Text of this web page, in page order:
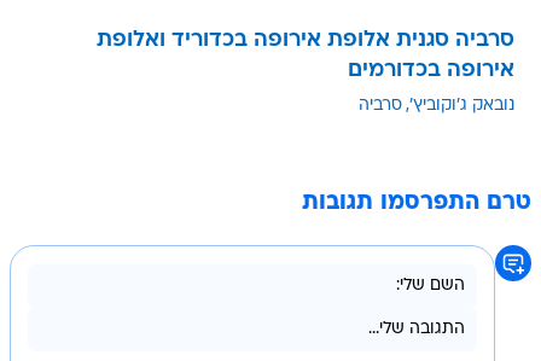
סרביה סגנית אלופת אירופה בכדוריד ואלופת
אירופה בכדורמים
נובאק ג'וקוביץ' סרביה
טרם התפרסמו תגובות